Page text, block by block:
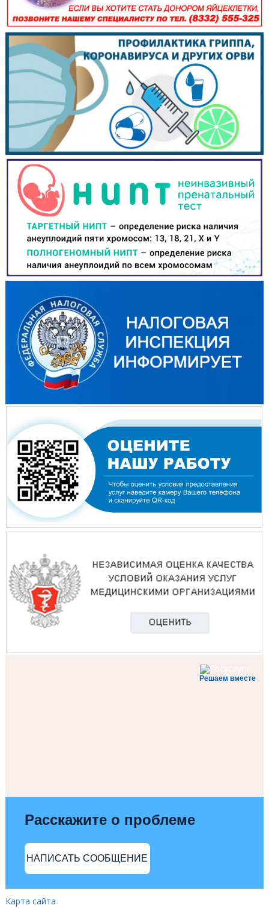
Решаем вместе
Расскажите о проблеме
НАПИСАТЬ СООБЩЕНИЕ
Карта сайта